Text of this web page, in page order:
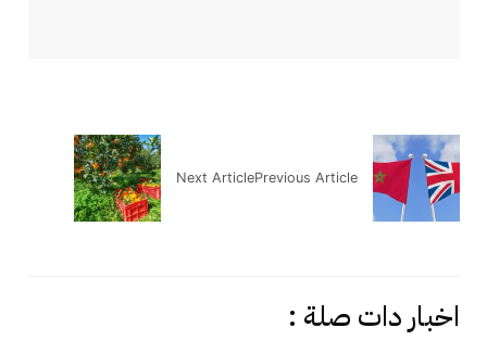
Previous Article
Next Article
اخبار دات صلة :